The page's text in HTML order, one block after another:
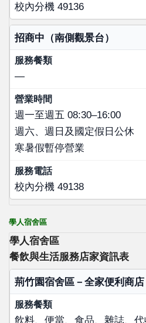
校內分機 49136
招商中（南側觀景台）
—
週一至週五 08:30–16:00
週六、週日及國定假日公休
寒暑假暫停營業
校內分機 49138
學人宿舍區
學人宿舍區
餐飲與生活服務店家資訊表
店家名稱
服務餐類
荊竹園宿舍區－全家便利商店
飲料、便當、食品、雜誌、